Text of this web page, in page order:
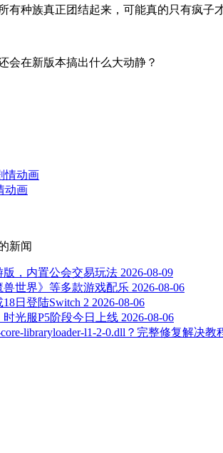
种族真正团结起来，可能真的只有疯子
会在新版本搞出什么大动静？
动画
新闻
，内置公会交易玩法 2026-08-09
世界》等多款游戏配乐 2026-08-06
日登陆Switch 2 2026-08-06
光服P5阶段今日上线 2026-08-06
libraryloader-l1-2-0.dll？完整修复解决教